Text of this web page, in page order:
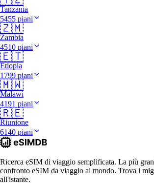
Tanzania
5455 piani
🇿🇲
Zambia
4510 piani
🇪🇹
Etiopia
1799 piani
🇲🇼
Malawi
4191 piani
🇷🇪
Riunione
6140 piani
Ricerca eSIM di viaggio semplificata. La più
confronto eSIM da viaggio al mondo. Trova i
all'istante.